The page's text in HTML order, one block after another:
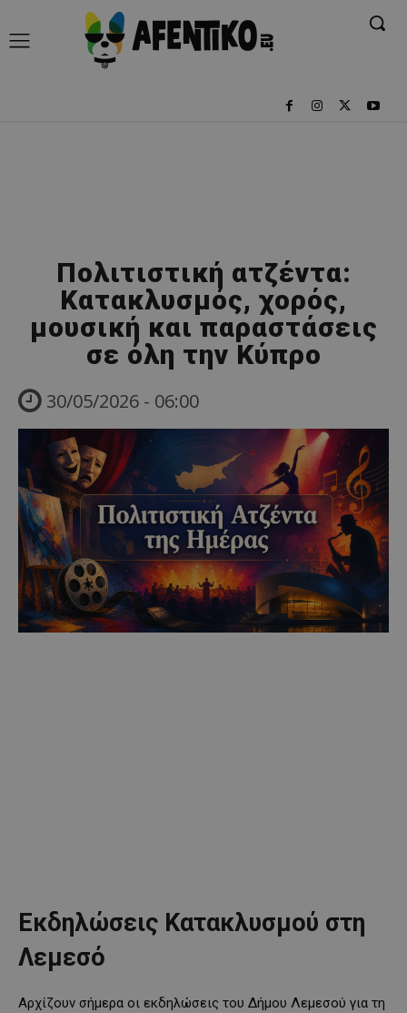
Πολιτιστική ατζέντα:
Κατακλυσμός, χορός,
μουσική και παραστάσεις
σε όλη την Κύπρο
30/05/2026 - 06:00
Εκδηλώσεις Κατακλυσμού στη
Λεμεσό
Αρχίζουν σήμερα οι εκδηλώσεις του Δήμου Λεμεσού για τη